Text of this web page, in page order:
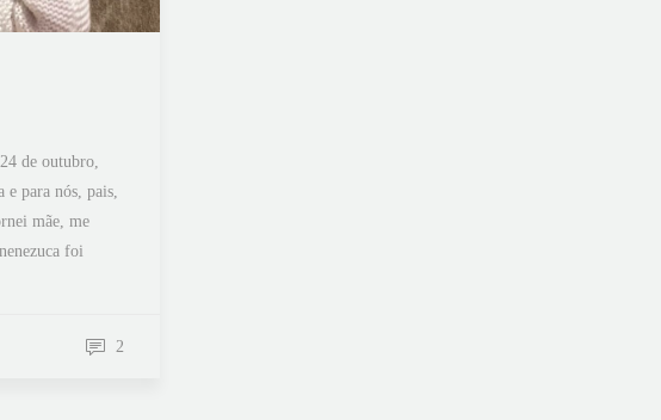
de outubro,
e para nós, pais,
mãe, me
foi
2